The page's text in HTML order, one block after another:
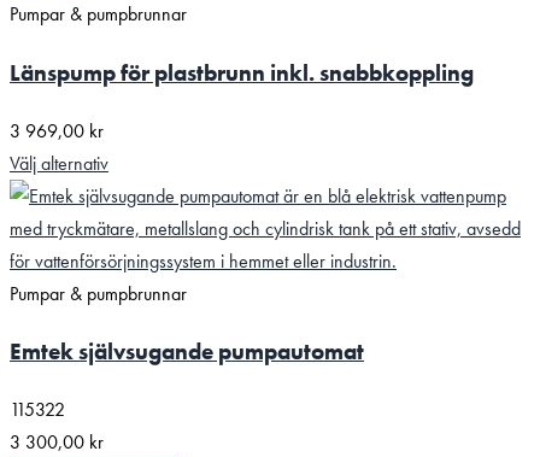
Pumpar & pumpbrunnar
Länspump för plastbrunn inkl. snabbkoppling
3 969,00 kr
Välj alternativ
Pumpar & pumpbrunnar
Emtek självsugande pumpautomat
115322
3 300,00 kr